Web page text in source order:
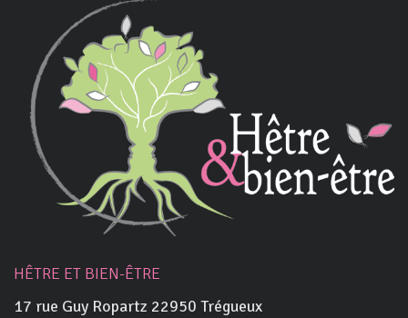
HÊTRE ET BIEN-ÊTRE
17 rue Guy Ropartz 22950 Trégueux